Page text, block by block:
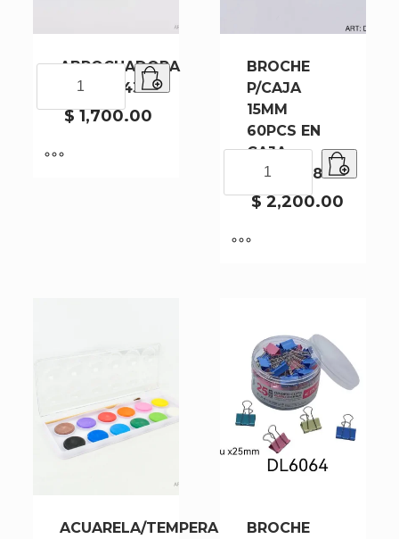
ABROCHADORA
DL0134-432
$1,700.00
ABROCHADORA
DL0134-
432
BROCHE
P/CAJA
15MM
60PCS EN
CAJA
DL6066-80
$2,200.00
P/CAJA
15MM
EN
ACUARELA/TEMPERA
BROCHE